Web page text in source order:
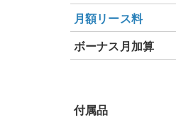
月額リース料
ボーナス月加算
付属品